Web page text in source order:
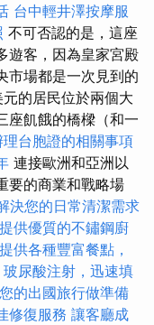
台中輕井澤按摩服
不可否認的是，這座
遊客，因為皇家宮殿
市場都是一次見到的
的居民位於兩個大
座飢餓的橋樑（和一
理台胞證的相關事項
連接歐洲和亞洲以
要的商業和戰略場
決您的日常清潔需求
提供優質的不鏽鋼廚
供各種豐富餐點，
玻尿酸注射，迅速填
的出國旅行做準備
修復服務 讓客廳成